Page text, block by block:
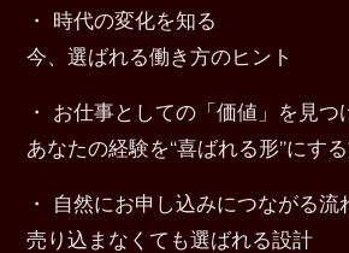
・ 時代の変化を知る
今、選ばれる働き方のヒント
・ お仕事としての「価値」を見つ
あなたの経験を“喜ばれる形”にす
・ 自然にお申し込みにつながる流
売り込まなくても選ばれる設計